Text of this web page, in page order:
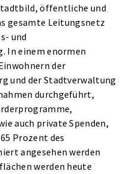
öffentliche und
gesamte Leitungsnetz
und
In einem enormen
der
und der Stadtverwaltung
durchgeführt,
auch private Spenden,
Prozent des
angesehen werden
werden heute